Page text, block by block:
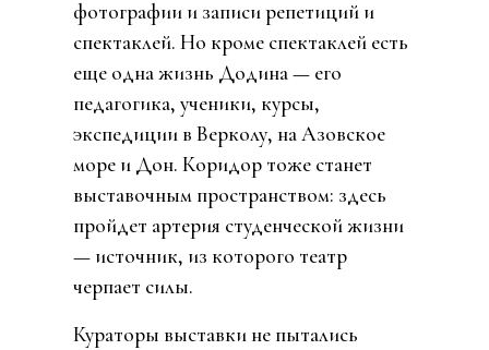
фотографии и записи репетиций и
спектаклей. Но кроме спектаклей есть
еще одна жизнь Додина — его
педагогика, ученики, курсы,
экспедиции в Верколу, на Азовское
море и Дон. Коридор тоже станет
выставочным пространством: здесь
пройдет артерия студенческой жизни
— источник, из которого театр
черпает силы.
Кураторы выставки не пытались